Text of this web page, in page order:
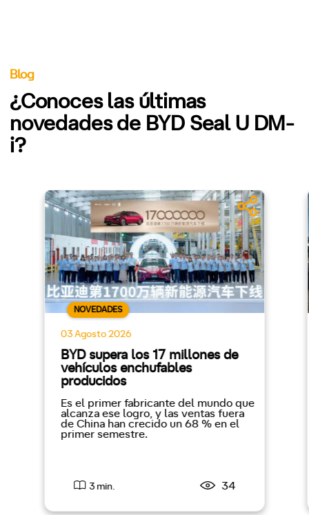
Blog
¿Conoces las últimas
novedades de BYD Seal U DM-
i?
NOVEDADES
03 Agosto 2026
BYD supera los 17 millones de
vehículos enchufables
producidos
Es el primer fabricante del mundo que
alcanza ese logro, y las ventas fuera
de China han crecido un 68 % en el
primer semestre.
3 min. 34